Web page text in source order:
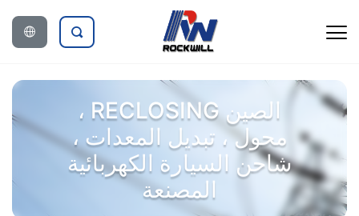
الصين RECLOSING ،
محول ، تبديل المعدات ،
شاحن السيارة الكهربائية
المصنعة